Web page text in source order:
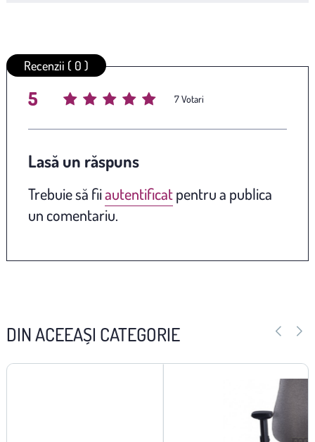
Average rating
5 / 5. Vote count:
7
Recenzii ( 0 )
Lasă un răspuns
Trebuie să fiiautentificatpentru a publica
un comentariu.
DIN ACEEAȘI CATEGORIE